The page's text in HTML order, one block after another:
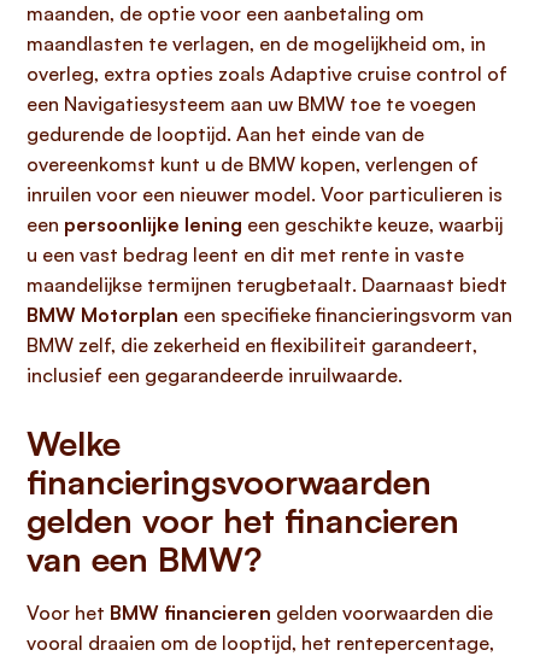
maanden, de optie voor een aanbetaling om
maandlasten te verlagen, en de mogelijkheid om, in
overleg, extra opties zoals Adaptive cruise control of
een Navigatiesysteem aan uw BMW toe te voegen
gedurende de looptijd. Aan het einde van de
overeenkomst kunt u de BMW kopen, verlengen of
inruilen voor een nieuwer model. Voor particulieren is
een persoonlijke lening een geschikte keuze, waarbij
u een vast bedrag leent en dit met rente in vaste
maandelijkse termijnen terugbetaalt. Daarnaast biedt
BMW Motorplan een specifieke financieringsvorm van
BMW zelf, die zekerheid en flexibiliteit garandeert,
inclusief een gegarandeerde inruilwaarde.
Welke
financieringsvoorwaarden
gelden voor het financieren
van een BMW?
Voor het BMW financieren gelden voorwaarden die
vooral draaien om de looptijd, het rentepercentage,